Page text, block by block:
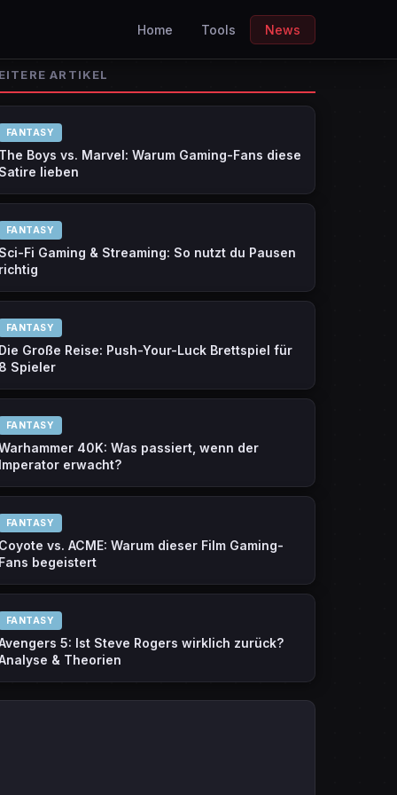
Home Tools News
ARTIKEL
FANTASY
The Boys vs. Marvel: Warum Gaming-Fans diese
Satire lieben
FANTASY
Sci-Fi Gaming & Streaming: So nutzt du Pausen
richtig
FANTASY
Die Große Reise: Push-Your-Luck Brettspiel für
8 Spieler
FANTASY
40K: Was passiert, wenn der
Imperator erwacht?
FANTASY
Coyote vs. ACME: Warum dieser Film Gaming-
Fans begeistert
FANTASY
5: Ist Steve Rogers wirklich zurück?
& Theorien